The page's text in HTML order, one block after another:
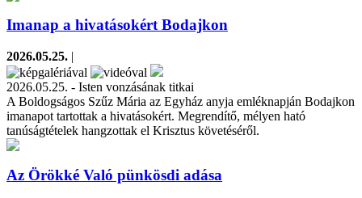
Imanap a hivatásokért Bodajkon
2026.05.25. |
2026.05.25. - Isten vonzásának titkai
A Boldogságos Szűz Mária az Egyház anyja emléknapján Bodajkon
imanapot tartottak a hivatásokért. Megrendítő, mélyen ható
tanúságtételek hangzottak el Krisztus követéséről.
Az Örökké Való pünkösdi adása